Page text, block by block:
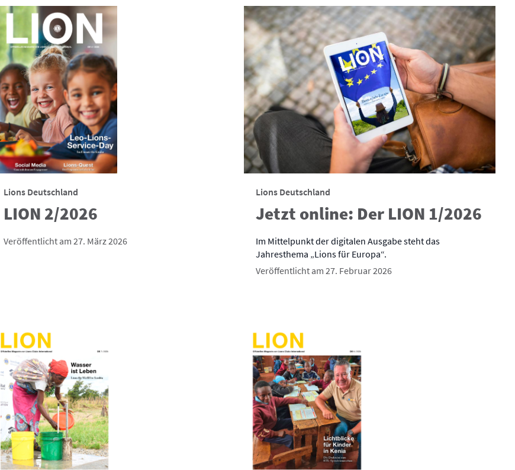
Lions Deutschland
LION 2/2026
Veröffentlicht am 27. März 2026
Lions Deutschland
Jetzt online: Der LION 1/2026
Im Mittelpunkt der digitalen Ausgabe steht das
Jahresthema „Lions für Europa“.
Veröffentlicht am 27. Februar 2026